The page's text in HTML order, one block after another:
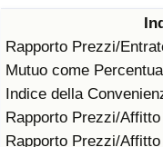
Rapporto Prezzi/
Mutuo come
Indice della
Rapporto Prezzi/
Rapporto Prezzi/
Indice
Indice di
Indice